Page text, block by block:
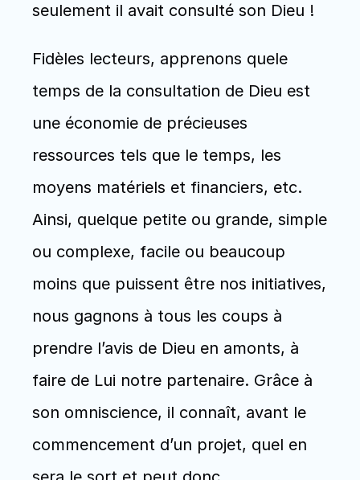
seulement il avait consulté son Dieu !
Fidèles lecteurs, apprenons quele
temps de la consultation de Dieu est
une économie de précieuses
ressources tels que le temps, les
moyens matériels et financiers, etc.
Ainsi, quelque petite ou grande, simple
ou complexe, facile ou beaucoup
moins que puissent être nos initiatives,
nous gagnons à tous les coups à
prendre l’avis de Dieu en amonts, à
faire de Lui notre partenaire. Grâce à
son omniscience, il connaît, avant le
commencement d’un projet, quel en